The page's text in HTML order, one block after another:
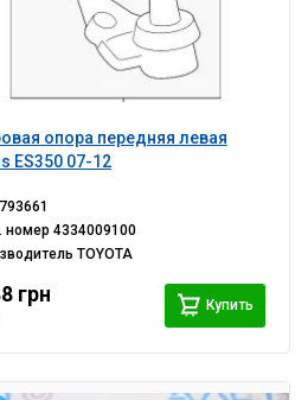
опора передняя левая
ES350 07-12
793661
номер 4334009100
TOYOTA
грн Купить